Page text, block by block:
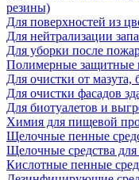
резины)
Для поверхностей из
Для нейтрализации
Для уборки после
Полимерные защитные
Для очистки от
Для очистки фасадов
Для биотуалетов и
Химия для пищевой
Щелочные пенные
Щелочные средства
Кислотные пенные